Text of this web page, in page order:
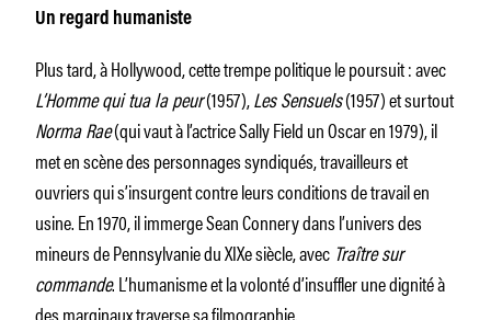
Un regard humaniste
Plus tard, à Hollywood, cette trempe politique le poursuit : avec
L’Homme qui tua la peur(1957),Les Sensuels(1957) et surtout
Norma Rae(qui vaut à l’actrice Sally Field un Oscar en 1979), il
met en scène des personnages syndiqués, travailleurs et
ouvriers qui s’insurgent contre leurs conditions de travail en
usine. En 1970, il immerge Sean Connery dans l’univers des
mineurs de Pennsylvanie du XIXe siècle, avec Traître sur
commande. L’humanisme et la volonté d’insuffler une dignité à
des marginaux traverse sa filmographie.